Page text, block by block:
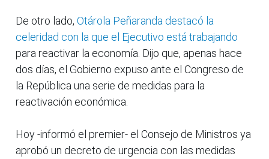
De otro lado, Otárola Peñaranda destacó la
celeridad con la que el Ejecutivo está trabajando
para reactivar la economía. Dijo que, apenas hace
dos días, el Gobierno expuso ante el Congreso de
la República una serie de medidas para la
reactivación económica.
Hoy -informó el premier- el Consejo de Ministros ya
aprobó un decreto de urgencia con las medidas